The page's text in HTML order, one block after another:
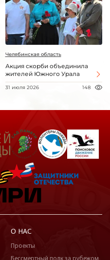
Челябинская область
Акция скорби объединила
жителей Южного Урала
31 июля 2026 148
О НАС
Проекты
Бессмертный полк за рубежом